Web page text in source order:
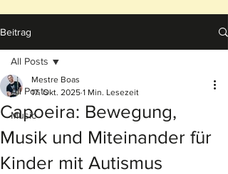
Beitrag
All Posts
Music
All Posts
Capoeira: Bewegung,
Musik und Miteinander für
Kinder mit Autismus
Mestre Boas
17. Okt. 2025 1 Min. Lesezeit